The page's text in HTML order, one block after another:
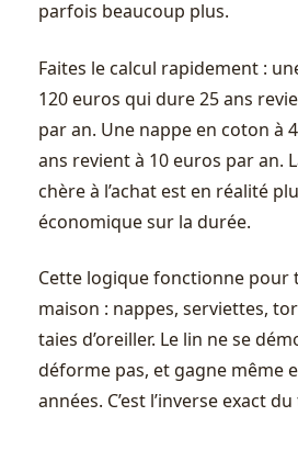
parfois beaucoup plus.
Faites le calcul rapidement :
120 euros qui dure 25 ans
par an. Une nappe en coton à
ans revient à 10 euros par an.
chère à l’achat est en réalité
économique sur la durée.
Cette logique fonctionne pour
maison : nappes, serviettes,
taies d’oreiller. Le lin ne se
déforme pas, et gagne même
années. C’est l’inverse exact